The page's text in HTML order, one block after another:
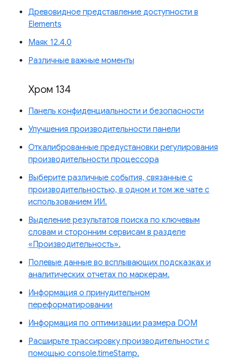
Древовидное представление доступности в
Elements
Маяк 12.4.0
Различные важные моменты
Хром 134
Панель конфиденциальности и безопасности
Улучшения производительности панели
Откалиброванные предустановки регулирования
производительности процессора
Выберите различные события, связанные с
производительностью, в одном и том же чате с
использованием ИИ.
Выделение результатов поиска по ключевым
словам и сторонним сервисам в разделе
«Производительность».
Полевые данные во всплывающих подсказках и
аналитических отчетах по маркерам.
Информация о принудительном
переформатировании
Информация по оптимизации размера DOM
Расширьте трассировку производительности с
помощью console.timeStamp.